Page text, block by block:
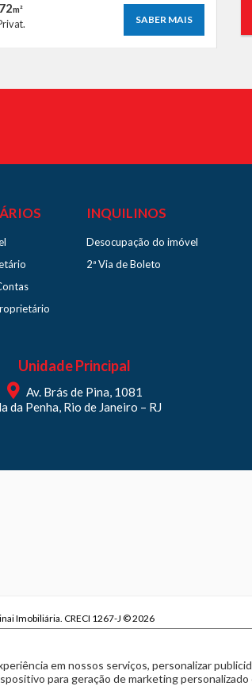
em nossos serviços, personalizar
para geração de marketing
72m²
SABER MAIS
INQUILINOS
Desocupação do imóvel
2ª Via de Boleto
Unidade Principal
Av. Brás de Pina, 1081
da Penha, Rio de Janeiro – RJ
Imobiliária. CRECI 1267-J © 2026
pelo time daRocketImob | Site para Imobiliária